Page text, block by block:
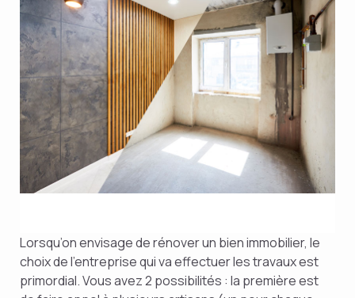
Lorsqu’on envisage de rénover un bien immobilier, le
choix de l’entreprise qui va effectuer les travaux est
primordial. Vous avez 2 possibilités : la première est